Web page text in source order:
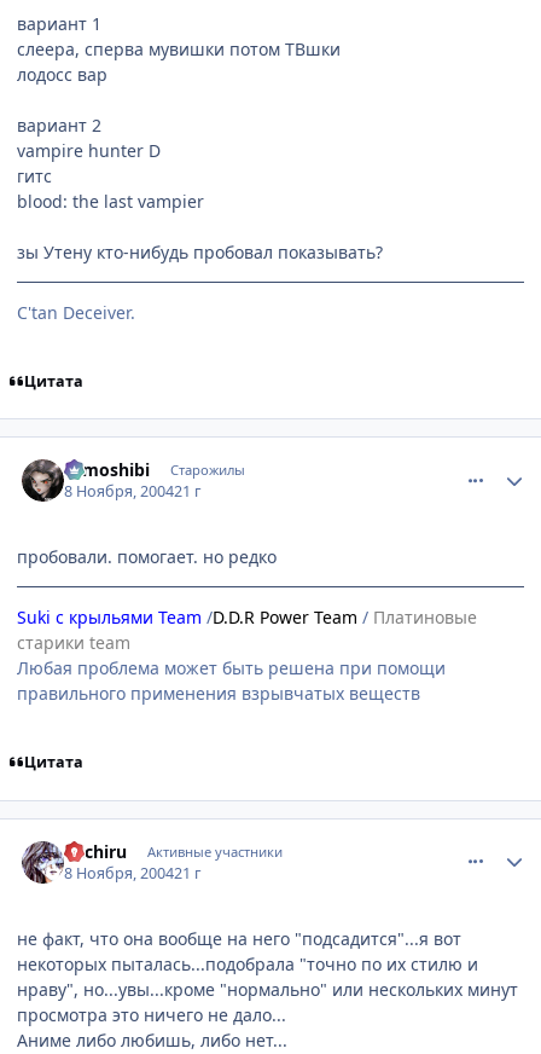
вариант 1
слеера, сперва мувишки потом ТВшки
лодосс вар
вариант 2
vampire hunter D
гитс
blood: the last vampier
зы Утену кто-нибудь пробовал показывать?
C'tan Deceiver.
Цитата
tomoshibi Старожилы
8 Ноября, 200421 г
пробовали. помогает. но редко
Suki с крыльями Team /D.D.R Power Team / Платиновые
старики team
Любая проблема может быть решена при помощи
правильного применения взрывчатых веществ
Цитата
Michiru Активные участники
8 Ноября, 200421 г
не факт, что она вообще на него "подсадится"...я вот
некоторых пыталась...подобрала "точно по их стилю и
нраву", но...увы...кроме "нормально" или нескольких минут
просмотра это ничего не дало...
Аниме либо любишь, либо нет...